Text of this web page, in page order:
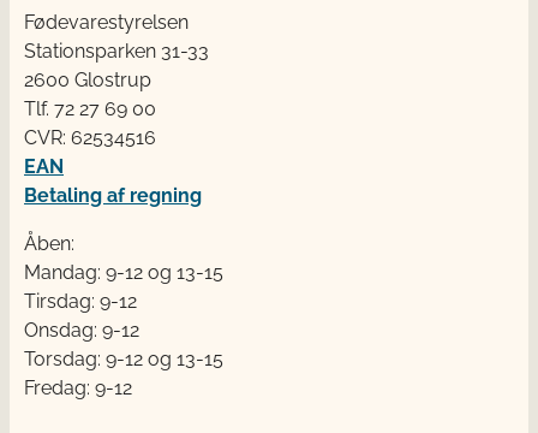
Fødevarestyrelsen
Stationsparken 31-33
2600 Glostrup
Tlf. 72 2​​​7 69 00
CVR: 62534516
EAN
Betaling af regning
Åben:
Mandag: 9-12 og 13-15
Tirsdag: 9-12
Onsdag: 9-12
Torsdag: 9-12 og 13-15
Fredag: 9-12